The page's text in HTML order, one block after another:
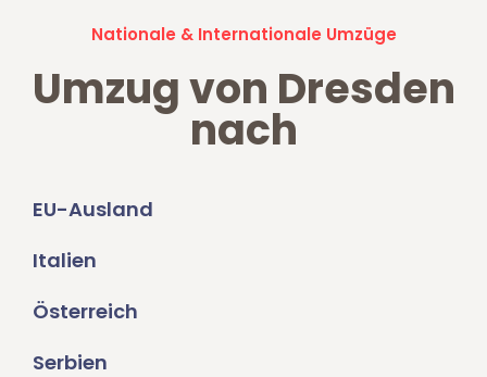
Nationale & Internationale Umzüge
Umzug von Dresden
nach
EU-Ausland
Italien
Österreich
Serbien